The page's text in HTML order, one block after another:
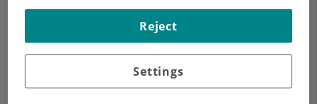
Què és la Reumatologia?
Settings
Reject